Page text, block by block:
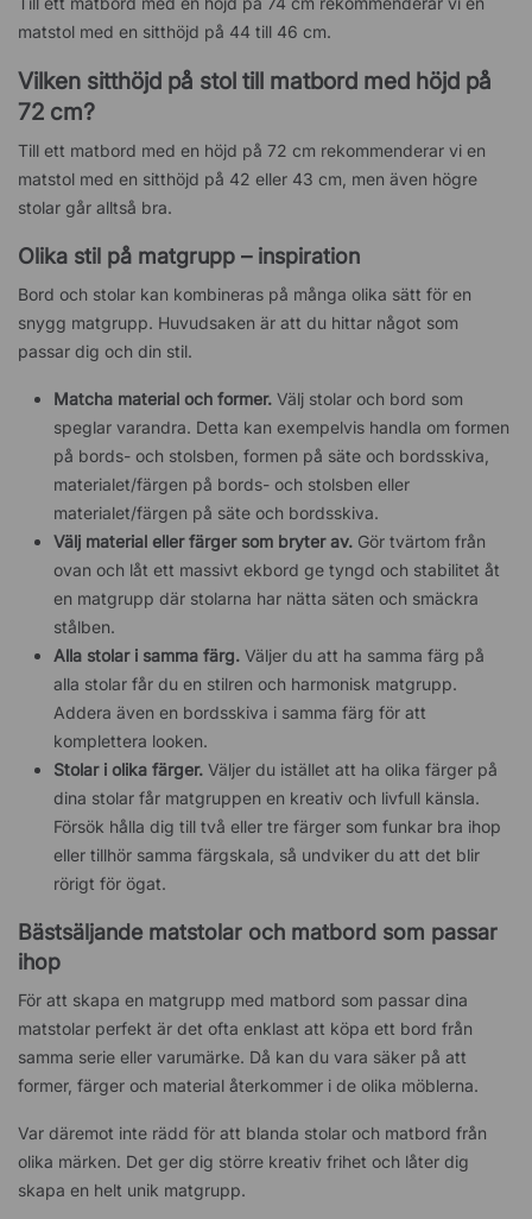
matstol med en sitthöjd på 44 till 46 cm.
Vilken sitthöjd på stol till matbord med höjd på
72 cm?
Till ett matbord med en höjd på 72 cm rekommenderar vi en
matstol med en sitthöjd på 42 eller 43 cm, men även högre
stolar går alltså bra.
Olika stil på matgrupp – inspiration
Bord och stolar kan kombineras på många olika sätt för en
snygg matgrupp. Huvudsaken är att du hittar något som
passar dig och din stil.
Matcha material och former. Välj stolar och bord som
speglar varandra. Detta kan exempelvis handla om formen
på bords- och stolsben, formen på säte och bordsskiva,
materialet/färgen på bords- och stolsben eller
materialet/färgen på säte och bordsskiva.
Välj material eller färger som bryter av. Gör tvärtom från
ovan och låt ett massivt ekbord ge tyngd och stabilitet åt
en matgrupp där stolarna har nätta säten och smäckra
stålben.
Alla stolar i samma färg. Väljer du att ha samma färg på
alla stolar får du en stilren och harmonisk matgrupp.
Addera även en bordsskiva i samma färg för att
komplettera looken.
Stolar i olika färger. Väljer du istället att ha olika färger på
dina stolar får matgruppen en kreativ och livfull känsla.
Försök hålla dig till två eller tre färger som funkar bra ihop
eller tillhör samma färgskala, så undviker du att det blir
rörigt för ögat.
Bästsäljande matstolar och matbord som passar
ihop
För att skapa en matgrupp med matbord som passar dina
matstolar perfekt är det ofta enklast att köpa ett bord från
samma serie eller varumärke. Då kan du vara säker på att
former, färger och material återkommer i de olika möblerna.
Var däremot inte rädd för att blanda stolar och matbord från
olika märken. Det ger dig större kreativ frihet och låter dig
skapa en helt unik matgrupp.